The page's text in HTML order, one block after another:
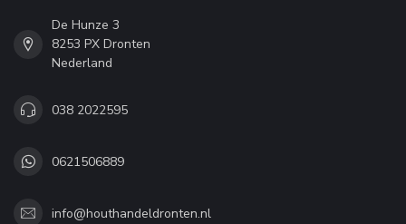
De Hunze 3
8253 PX Dronten
Nederland
038 2022595
0621506889
info@houthandeldronten.nl